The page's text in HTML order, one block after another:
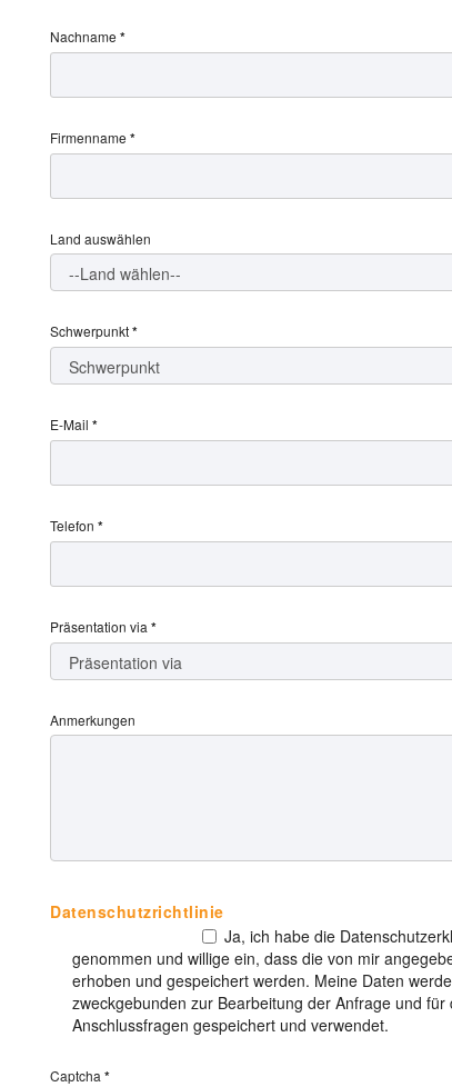
Nachname *
Firmenname *
Land auswählen
Schwerpunkt*
E-Mail *
Telefon *
Präsentation via *
Anmerkungen
Datenschutzrichtlinie
Ja, ich habe die
genommen und willige ein, dass die von mir
erhoben und gespeichert werden. Meine Daten
zweckgebunden zur Bearbeitung der Anfrage und für
Anschlussfragen gespeichert und verwendet.
Captcha *